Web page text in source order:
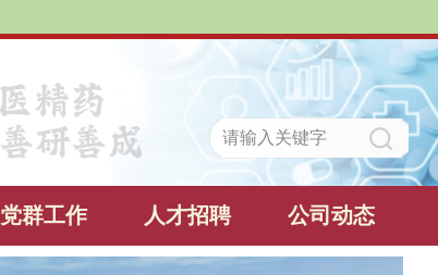
党群工作 人才招聘 公司动态